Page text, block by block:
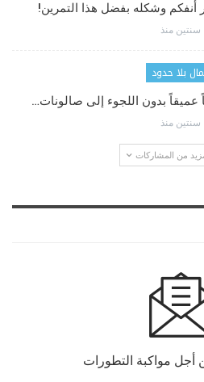
أنفكم وشكله بفضل هذا التمرين!
سنتين منذ
بلا حدود
بدون اللجوء إلى صالونات…
سنتين منذ
من المشاركات
أجل مواكبة التطورات